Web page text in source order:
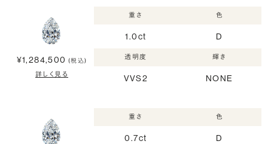
¥1,284,500 (税込)
詳しく見る
重さ
1.0ct
色
D
透明度
VVS2
輝き
NONE
重さ
0.7ct
色
D